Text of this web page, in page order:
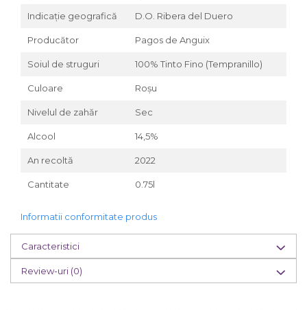
Indicație geografică D.O. Ribera del Duero
Producător Pagos de Anguix
Soiul de struguri 100% Tinto Fino (Tempranillo)
Culoare Roșu
Nivelul de zahăr Sec
Alcool 14,5%
An recoltă 2022
Cantitate 0.75l
Informatii conformitate produs
Caracteristici
Review-uri (0)